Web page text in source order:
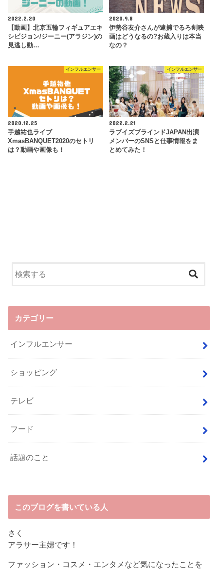
2022.2.20
【動画】北京五輪フィギュアエキ
シビジョン/ジーニー(アラジン)の
見逃し動…
2020.9.8
伊勢谷友介さんが逮捕でるろ剣映
画はどうなるの?お蔵入りは本当
なの？
インフルエンサー
2020.12.25
手越祐也ライブ
XmasBANQUET2020のセトリ
は？動画や画像も！
インフルエンサー
2022.2.21
ラブイズブラインドJAPAN出演
メンバーのSNSと仕事情報をま
とめてみた！
カテゴリー
インフルエンサー
ショッピング
テレビ
フード
話題のこと
このブログを書いている人
さく
アラサー主婦です！
ファッション・コスメ・エンタメなど気になったことを